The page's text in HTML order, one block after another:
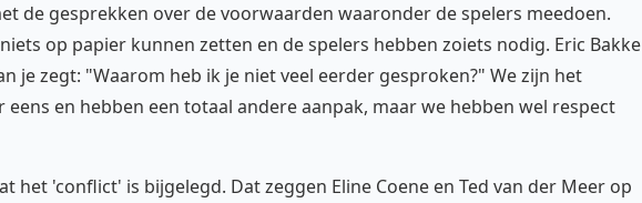
de gesprekken over de voorwaarden waaronder de spelers meedoen.
op papier kunnen zetten en de spelers hebben zoiets nodig. Eric
je zegt: "Waarom heb ik je niet veel eerder gesproken?" We zijn het
en hebben een totaal andere aanpak, maar we hebben wel respect
het 'conflict' is bijgelegd. Dat zeggen Eline Coene en Ted van der Meer op